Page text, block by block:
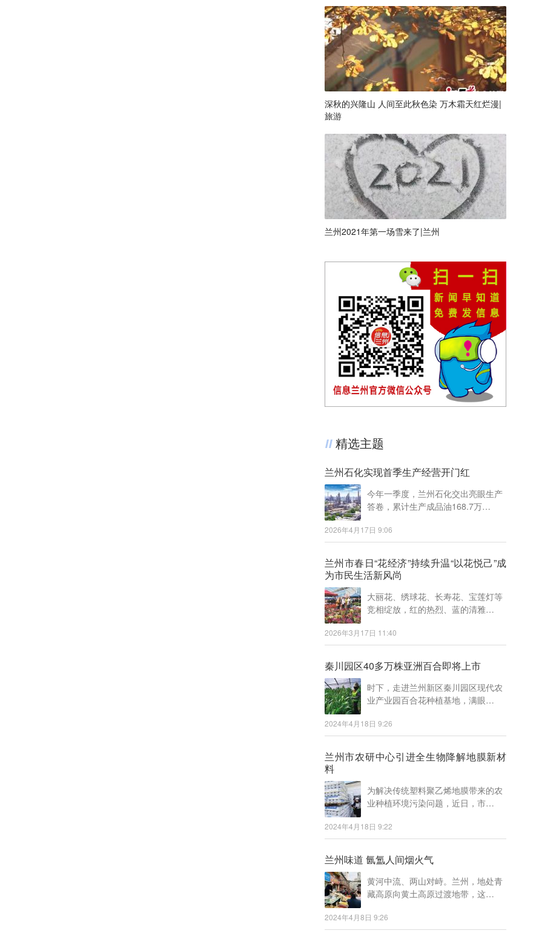
深秋的兴隆山 人间至此秋色染 万木霜天红烂漫|
旅游
兰州2021年第一场雪来了|兰州
精选主题
兰州石化实现首季生产经营开门红
今年一季度，兰州石化交出亮眼生产
答卷，累计生产成品油168.7万…
2026年4月17日 9:06
兰州市春日“花经济”持续升温“以花悦己”成
为市民生活新风尚
大丽花、绣球花、长寿花、宝莲灯等
竞相绽放，红的热烈、蓝的清雅…
2026年3月17日 11:40
秦川园区40多万株亚洲百合即将上市
时下，走进兰州新区秦川园区现代农
业产业园百合花种植基地，满眼…
2024年4月18日 9:26
兰州市农研中心引进全生物降解地膜新材
料
为解决传统塑料聚乙烯地膜带来的农
业种植环境污染问题，近日，市…
2024年4月18日 9:22
兰州味道 氤氲人间烟火气
黄河中流、两山对峙。兰州，地处青
藏高原向黄土高原过渡地带，这…
2024年4月8日 9:26